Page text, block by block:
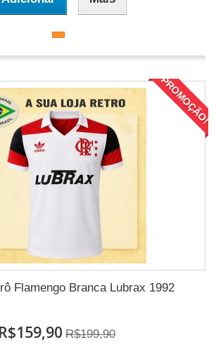
PROMOÇÃO!
Flamengo Branca Lubrax 1992
R$159,90 R$199,90